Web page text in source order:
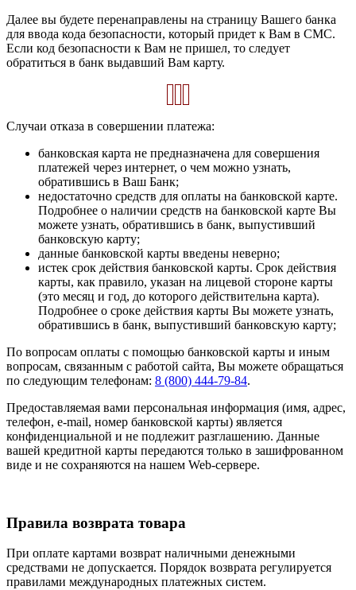
Далее вы будете перенаправлены на страницу Вашего банка
для ввода кода безопасности, который придет к Вам в СМС.
Если код безопасности к Вам не пришел, то следует
обратиться в банк выдавший Вам карту.
Случаи отказа в совершении платежа:
банковская карта не предназначена для совершения
платежей через интернет, о чем можно узнать,
обратившись в Ваш Банк;
недостаточно средств для оплаты на банковской карте.
Подробнее о наличии средств на банковской карте Вы
можете узнать, обратившись в банк, выпустивший
банковскую карту;
данные банковской карты введены неверно;
истек срок действия банковской карты. Срок действия
карты, как правило, указан на лицевой стороне карты
(это месяц и год, до которого действительна карта).
Подробнее о сроке действия карты Вы можете узнать,
обратившись в банк, выпустивший банковскую карту;
По вопросам оплаты с помощью банковской карты и иным
вопросам, связанным с работой сайта, Вы можете обращаться
по следующим телефонам: 8 (800) 444-79-84.
Предоставляемая вами персональная информация (имя, адрес,
телефон, e-mail, номер банковской карты) является
конфиденциальной и не подлежит разглашению. Данные
вашей кредитной карты передаются только в зашифрованном
виде и не сохраняются на нашем Web-сервере.
Правила возврата товара
При оплате картами возврат наличными денежными
средствами не допускается. Порядок возврата регулируется
правилами международных платежных систем.